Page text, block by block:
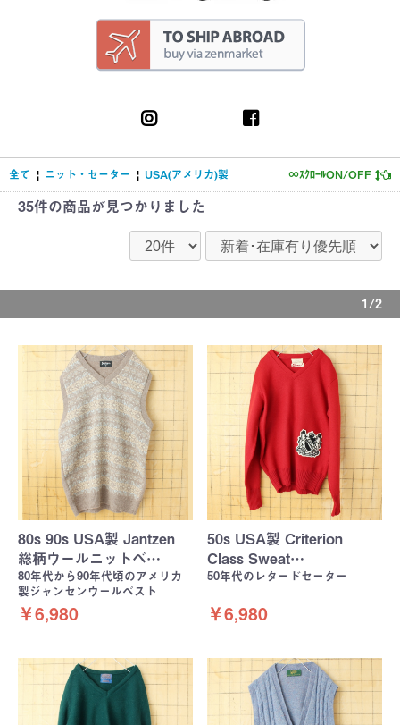
全て | ニット・セーター | USA(アメリカ)製 ∞ｽｸﾛｰﾙON/OFF
35件の商品が見つかりました
1/2
80s 90s USA製 Jantzen
総柄ウールニットベ…
80年代から90年代頃のアメリカ
製ジャンセンウールベスト
￥6,980
50s USA製 Criterion
Class Sweat…
50年代のレタードセーター
￥6,980